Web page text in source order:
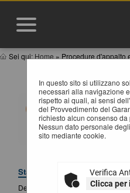
Sei qui: Home » Procedure d'appalto
In questo sito si utilizzano
necessari alla navigazione
rispetto ai quali, ai sensi
del Provvedimento del
richiesto alcun consenso
Nessun dato personale
sito mediante cookie.
Verifica
Clicca per
DETTAGLIO AVVISO
Questa funzionalità
dettaglio dell'avviso
Nel caso di portale
operatori economici,
compare inoltre il
Stazione appaltante
Denominazione :Provincia di